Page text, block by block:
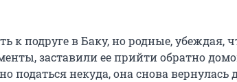
к подруге в Баку, но родные, убеждая,
заставили ее прийти обратно
податься некуда, она снова